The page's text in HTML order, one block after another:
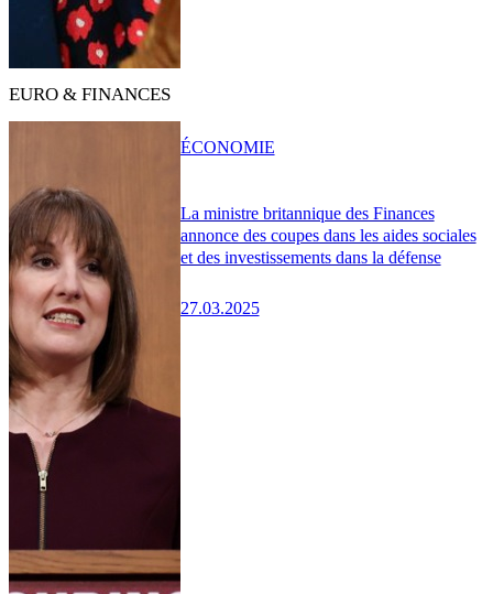
EURO & FINANCES
La ministre britannique des Finances
annonce des coupes dans les aides sociales
et des investissements dans la défense
27.03.2025
ÉCONOMIE